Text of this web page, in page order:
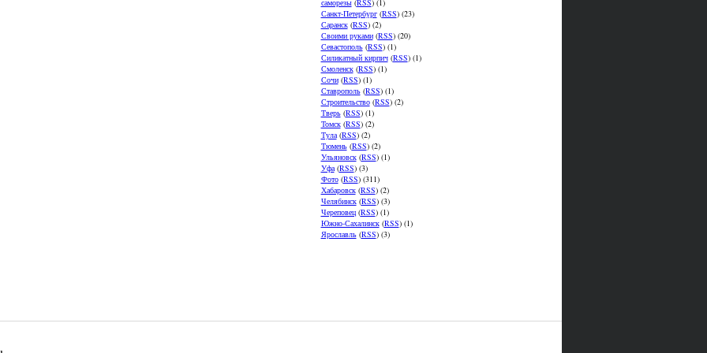
Санкт-Петербург(RSS) (23)
Саранск(RSS) (2)
Своими руками(RSS) (20)
Севастополь(RSS) (1)
Силикатный кирпич(RSS) (1)
Смоленск(RSS) (1)
Сочи(RSS) (1)
Ставрополь(RSS) (1)
Строительство(RSS) (2)
Тверь(RSS) (1)
Томск(RSS) (2)
Тула(RSS) (2)
Тюмень(RSS) (2)
Ульяновск(RSS) (1)
Уфа(RSS) (3)
Фото(RSS) (311)
Хабаровск(RSS) (2)
Челябинск(RSS) (3)
Череповец(RSS) (1)
Южно-Сахалинск(RSS) (1)
Ярославль(RSS) (3)